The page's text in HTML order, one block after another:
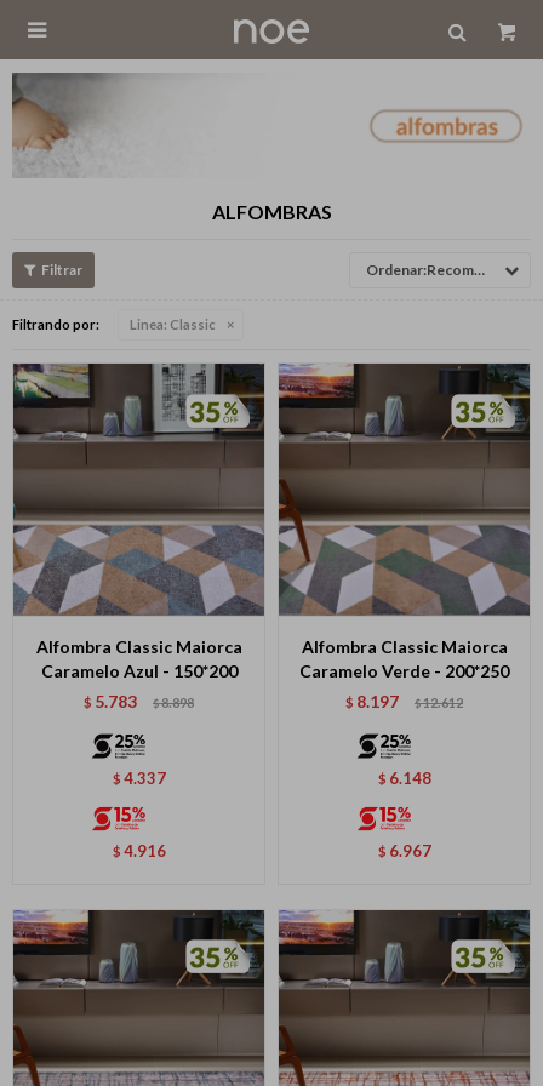

ALFOMBRAS
Recomendados
Filtrando por: Linea: Classic
Alfombra Classic Maiorca
Caramelo Azul - 150*200
$ 5.783 $8.898
$ 4.337
$ 4.916
Alfombra Classic Maiorca
Caramelo Verde - 200*250
$ 8.197 $12.612
$ 6.148
$ 6.967